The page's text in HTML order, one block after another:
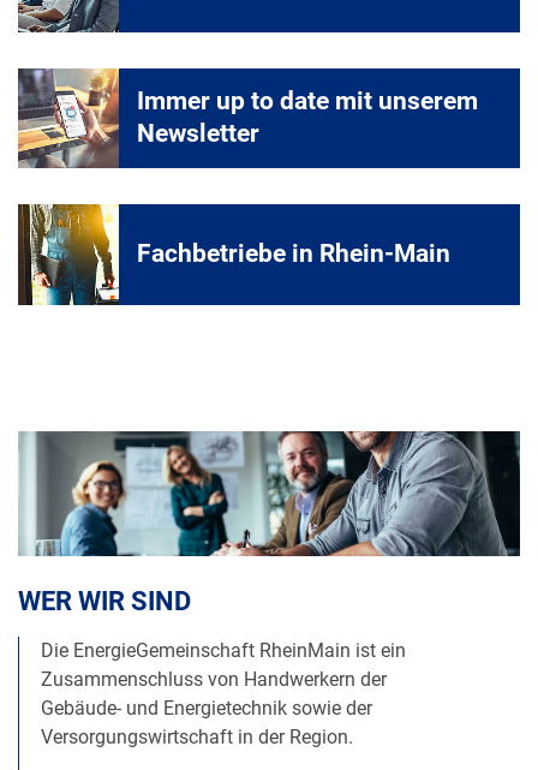
Immer up to date mit unserem
Newsletter
Fachbetriebe in Rhein-Main
WER WIR SIND
Die EnergieGemeinschaft RheinMain ist ein
Zusammenschluss von Handwerkern der
Gebäude- und Energietechnik sowie der
Versorgungswirtschaft in der Region.